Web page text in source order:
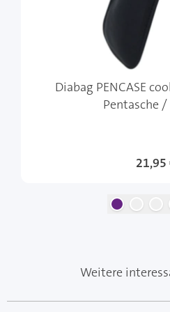
Diabag PENCASE
Pentasche /
21,95
Weitere